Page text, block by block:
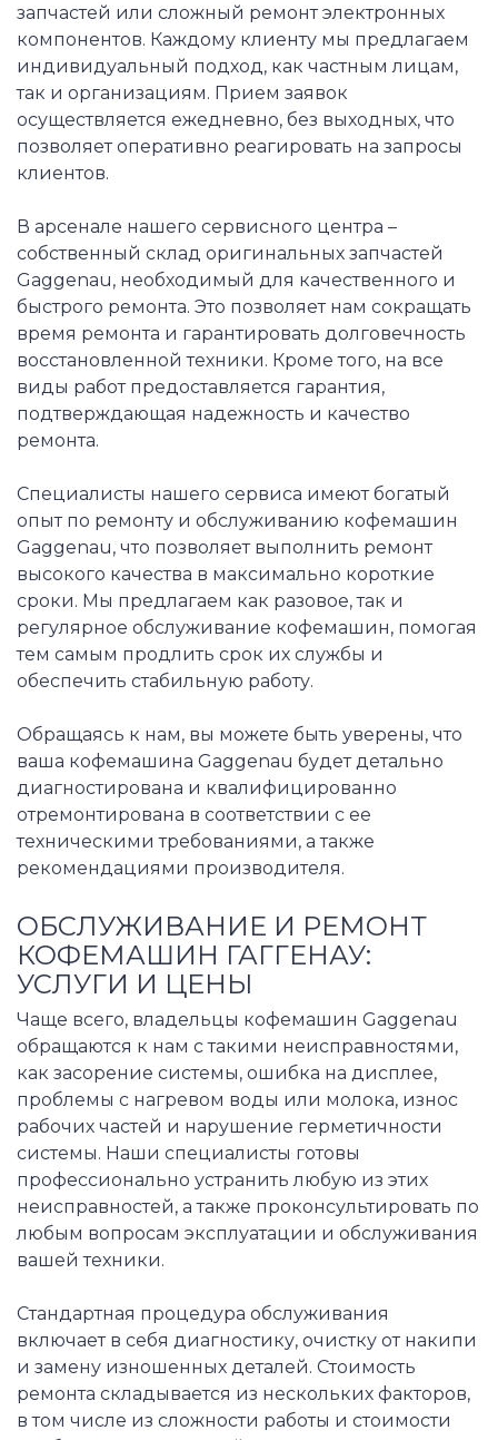
запчастей или сложный ремонт электронных
компонентов. Каждому клиенту мы предлагаем
индивидуальный подход, как частным лицам,
так и организациям. Прием заявок
осуществляется ежедневно, без выходных, что
позволяет оперативно реагировать на запросы
клиентов.
В арсенале нашего сервисного центра –
собственный склад оригинальных запчастей
Gaggenau, необходимый для качественного и
быстрого ремонта. Это позволяет нам сокращать
время ремонта и гарантировать долговечность
восстановленной техники. Кроме того, на все
виды работ предоставляется гарантия,
подтверждающая надежность и качество
ремонта.
Специалисты нашего сервиса имеют богатый
опыт по ремонту и обслуживанию кофемашин
Gaggenau, что позволяет выполнить ремонт
высокого качества в максимально короткие
сроки. Мы предлагаем как разовое, так и
регулярное обслуживание кофемашин, помогая
тем самым продлить срок их службы и
обеспечить стабильную работу.
Обращаясь к нам, вы можете быть уверены, что
ваша кофемашина Gaggenau будет детально
диагностирована и квалифицированно
отремонтирована в соответствии с ее
техническими требованиями, а также
рекомендациями производителя.
ОБСЛУЖИВАНИЕ И РЕМОНТ
КОФЕМАШИН ГАГГЕНАУ:
УСЛУГИ И ЦЕНЫ
Чаще всего, владельцы кофемашин Gaggenau
обращаются к нам с такими неисправностями,
как засорение системы, ошибка на дисплее,
проблемы с нагревом воды или молока, износ
рабочих частей и нарушение герметичности
системы. Наши специалисты готовы
профессионально устранить любую из этих
неисправностей, а также проконсультировать по
любым вопросам эксплуатации и обслуживания
вашей техники.
Стандартная процедура обслуживания
включает в себя диагностику, очистку от накипи
и замену изношенных деталей. Стоимость
ремонта складывается из нескольких факторов,
в том числе из сложности работы и стоимости